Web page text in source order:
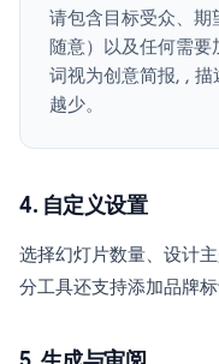
请包含目标受众、
随意）以及任何需
词视为创意简报, ,
越少。
4. 自定义设置
选择幻灯片数量、设计
分工具还支持添加品牌标